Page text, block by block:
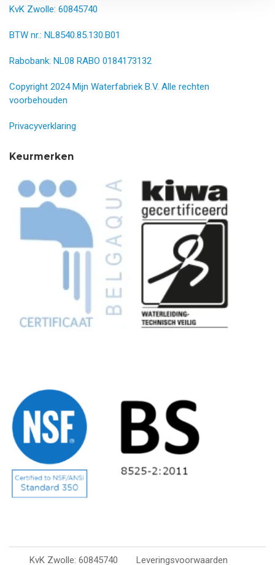
KvK Zwolle: 60845740
BTW nr.: NL8540.85.130.B01
Rabobank: NL08 RABO 0184173132
Copyright 2024 Mijn Waterfabriek B.V. Alle rechten
voorbehouden
Privacyverklaring
Keurmerken
KvK Zwolle: 60845740 Leveringsvoorwaarden